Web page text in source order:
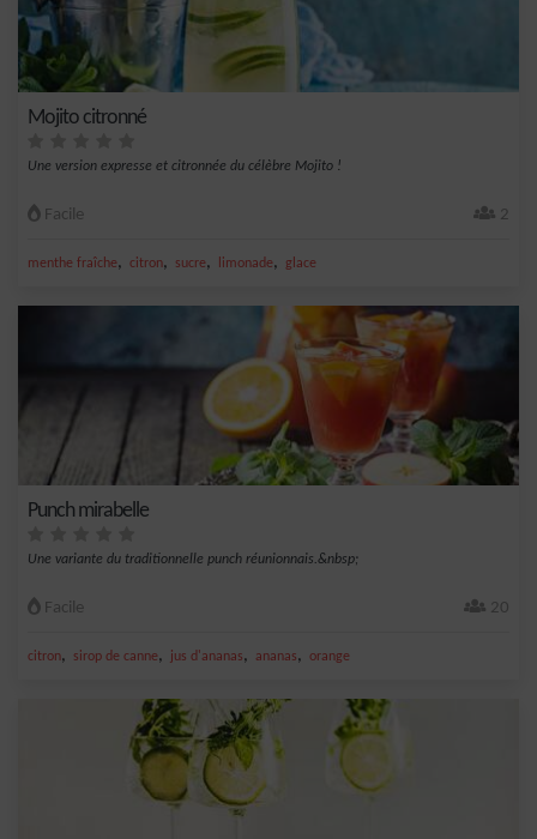
Mojito citronné
Une version expresse et citronnée du célèbre Mojito !
Facile 2
menthe fraîche, citron, sucre, limonade, glace
Punch mirabelle
Une variante du traditionnelle punch réunionnais.&nbsp;
Facile 20
citron, sirop de canne, jus d'ananas, ananas, orange